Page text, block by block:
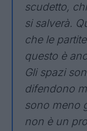
scudetto,
si salverà.
che le
questo è
Gli spazi
difendono
sono meno
non è un